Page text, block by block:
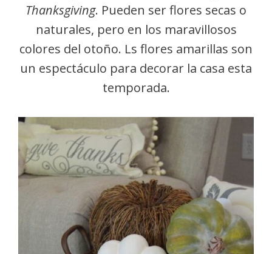
Thanksgiving. Pueden ser flores secas o
naturales, pero en los maravillosos
colores del otoño. Ls flores amarillas son
un espectáculo para decorar la casa esta
temporada.